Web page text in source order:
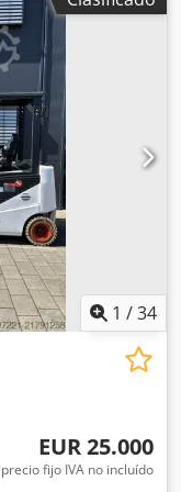
1 /34
EUR 25.000
precio fijo IVA no incluído